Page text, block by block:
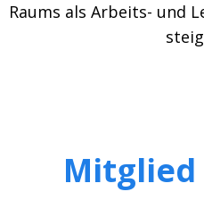
Raums als Arbeits- und